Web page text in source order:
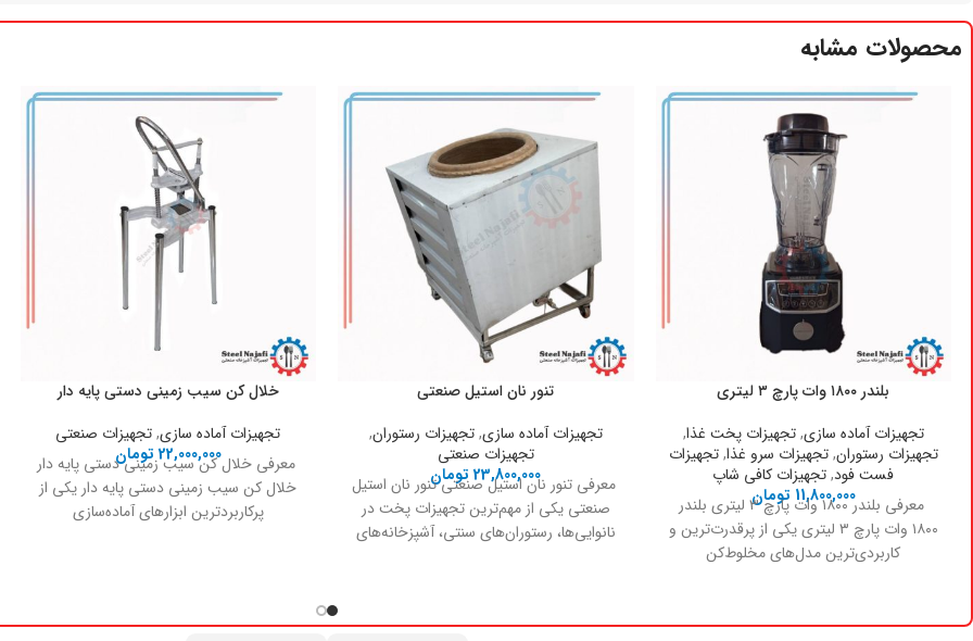
محصولات مشابه
بلندر ۱۸۰۰ وات پارچ ۳ لیتری
تجهیزات آماده سازی,تجهیزات پخت غذا,
تجهیزات رستوران,تجهیزات سرو غذا,تجهیزات
فست فود,تجهیزات کافی شاپ
11,800,000 تومان معرفی بلندر ۱۸۰۰ وات پارچ ۳ لیتری بلندر
۱۸۰۰ وات پارچ ۳ لیتری یکی از پرقدرت‌ترین و
کاربردی‌ترین مدل‌های مخلوط‌کن
تنور نان استیل صنعتی
تجهیزات آماده سازی,تجهیزات رستوران,
تجهیزات صنعتی
23,800,000 تومان
معرفی تنور نان استیل صنعتی تنور نان استیل
صنعتی یکی از مهم‌ترین تجهیزات پخت در
نانوایی‌ها، رستوران‌های سنتی، آشپزخانه‌های
خلال کن سیب زمینی دستی پایه دار
تجهیزات آماده سازی,تجهیزات صنعتی
22,000,000 تومان
معرفی خلال کن سیب زمینی دستی پایه دار
خلال کن سیب زمینی دستی پایه دار یکی از
پرکاربردترین ابزارهای آماده‌سازی